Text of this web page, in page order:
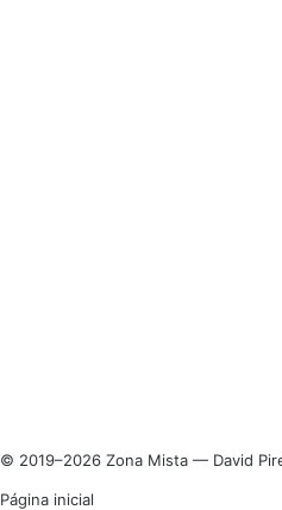
© 2019–2026 Zona Mista — David
Página inicial